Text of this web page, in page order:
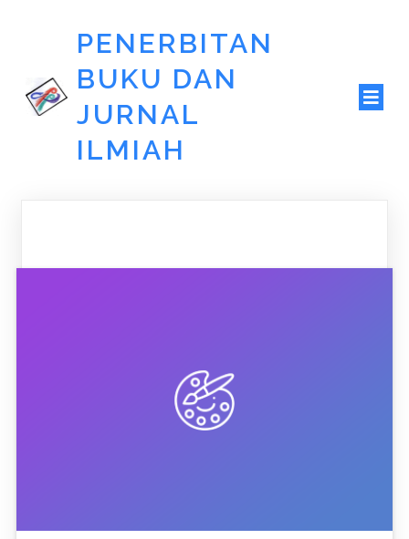
PENERBITAN
BUKU DAN
JURNAL
ILMIAH